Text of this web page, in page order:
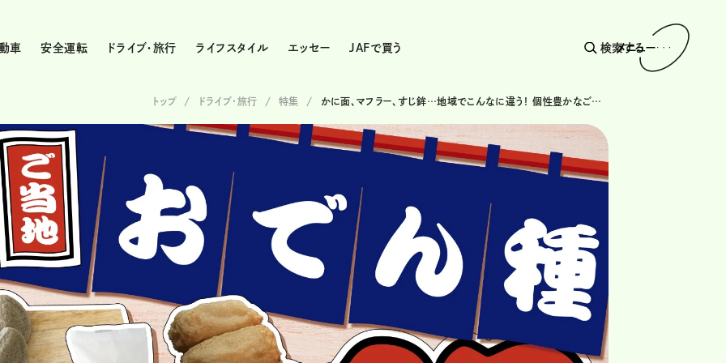
車 安全運転 ドライブ・旅行 ライフスタイル エッセー JAFで買う 検索する
メニュー
トップ ドライブ･旅行 特集 かに面、マフラー、すじ鉾…地域でこんなに違う！ 個性豊かなご当地おでん種15選